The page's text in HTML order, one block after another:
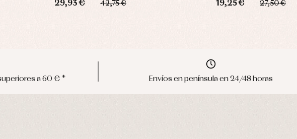
29,93 € 42,75 € 19,25 € 27,50 €
a 60 € * Envíos en península en 24/48 horas